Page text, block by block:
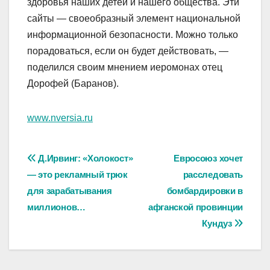
здоровья наших детей и нашего общества. Эти
сайты — своеобразный элемент национальной
информационной безопасности. Можно только
порадоваться, если он будет действовать, —
поделился своим мнением иеромонах отец
Дорофей (Баранов).
www.nversia.ru
Навигация
по
записям
Евросоюз хочет
расследовать
бомбардировки в
афганской провинции
Кундуз
Д.Ирвинг: «Холокост»
— это рекламный трюк
для зарабатывания
миллионов…